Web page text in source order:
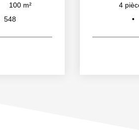
100 m²
548
4